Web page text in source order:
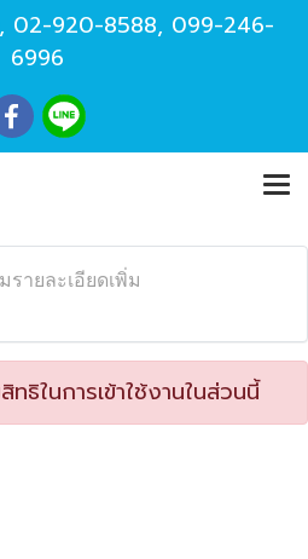
02-920-8588, 099-246-
6996
รายละเอียดเพิ่ม
ธิในการเข้าใช้งานในส่วนนี้